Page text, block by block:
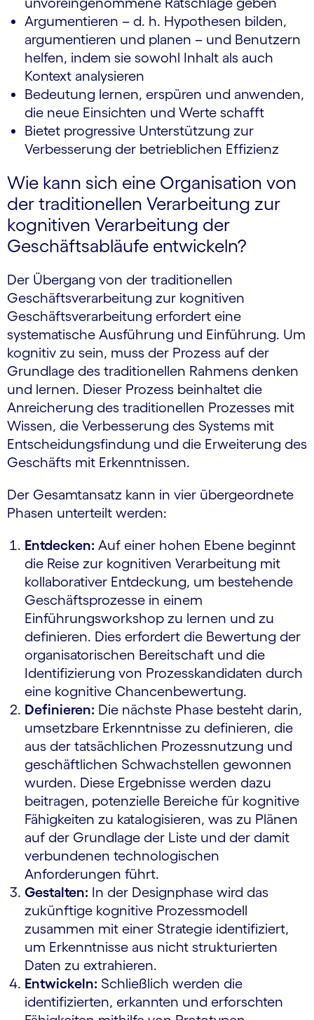
Argumentieren – d. h. Hypothesen bilden,
argumentieren und planen – und Benutzern
helfen, indem sie sowohl Inhalt als auch
Kontext analysieren
Bedeutung lernen, erspüren und anwenden,
die neue Einsichten und Werte schafft
Bietet progressive Unterstützung zur
Verbesserung der betrieblichen Effizienz
Wie kann sich eine Organisation von
der traditionellen Verarbeitung zur
kognitiven Verarbeitung der
Geschäftsabläufe entwickeln?
Der Übergang von der traditionellen
Geschäftsverarbeitung zur kognitiven
Geschäftsverarbeitung erfordert eine
systematische Ausführung und Einführung. Um
kognitiv zu sein, muss der Prozess auf der
Grundlage des traditionellen Rahmens denken
und lernen. Dieser Prozess beinhaltet die
Anreicherung des traditionellen Prozesses mit
Wissen, die Verbesserung des Systems mit
Entscheidungsfindung und die Erweiterung des
Geschäfts mit Erkenntnissen.
Der Gesamtansatz kann in vier übergeordnete
Phasen unterteilt werden:
Entdecken: Auf einer hohen Ebene beginnt
die Reise zur kognitiven Verarbeitung mit
kollaborativer Entdeckung, um bestehende
Geschäftsprozesse in einem
Einführungsworkshop zu lernen und zu
definieren. Dies erfordert die Bewertung der
organisatorischen Bereitschaft und die
Identifizierung von Prozesskandidaten durch
eine kognitive Chancenbewertung.
Definieren: Die nächste Phase besteht darin,
umsetzbare Erkenntnisse zu definieren, die
aus der tatsächlichen Prozessnutzung und
geschäftlichen Schwachstellen gewonnen
wurden. Diese Ergebnisse werden dazu
beitragen, potenzielle Bereiche für kognitive
Fähigkeiten zu katalogisieren, was zu Plänen
auf der Grundlage der Liste und der damit
verbundenen technologischen
Anforderungen führt.
Gestalten: In der Designphase wird das
zukünftige kognitive Prozessmodell
zusammen mit einer Strategie identifiziert,
um Erkenntnisse aus nicht strukturierten
Daten zu extrahieren.
Entwickeln: Schließlich werden die
identifizierten, erkannten und erforschten